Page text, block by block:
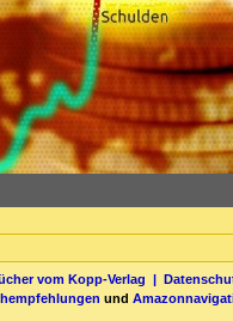
vom Kopp-Verlag |
und